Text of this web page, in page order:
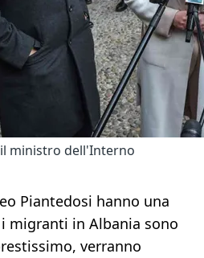
ministro dell'Interno
Piantedosi hanno una
migranti in Albania sono
verranno